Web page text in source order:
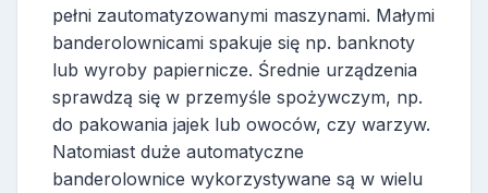
pełni zautomatyzowanymi maszynami. Małymi
banderolownicami spakuje się np. banknoty
lub wyroby papiernicze. Średnie urządzenia
sprawdzą się w przemyśle spożywczym, np.
do pakowania jajek lub owoców, czy warzyw.
Natomiast duże automatyczne
banderolownice wykorzystywane są w wielu